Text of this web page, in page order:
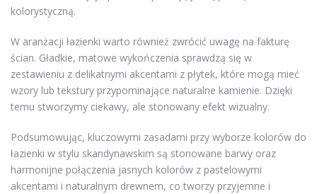
kolorystyczną.
W aranżacji łazienki warto również zwrócić uwagę na fakturę
ścian. Gładkie, matowe wykończenia sprawdzą się w
zestawieniu z delikatnymi akcentami z płytek, które mogą mieć
wzory lub tekstury przypominające naturalne kamienie. Dzięki
temu stworzymy ciekawy, ale stonowany efekt wizualny.
Podsumowując, kluczowymi zasadami przy wyborze kolorów do
łazienki w stylu skandynawskim są stonowane barwy oraz
harmonijne połączenia jasnych kolorów z pastelowymi
akcentami i naturalnym drewnem, co tworzy przyjemne i